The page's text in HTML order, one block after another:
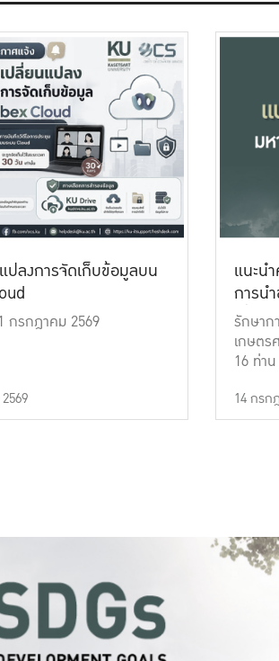
ปลงการจัดเก็บข้อมูลบน
กรกฎาคม 2569
แนะน
การน
เที่ยง
รักษาก
เกษตร
16 ท่าน
14 กรก